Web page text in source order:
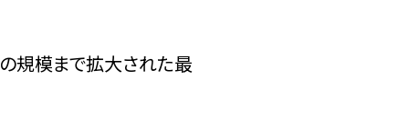
の規模まで拡大された最